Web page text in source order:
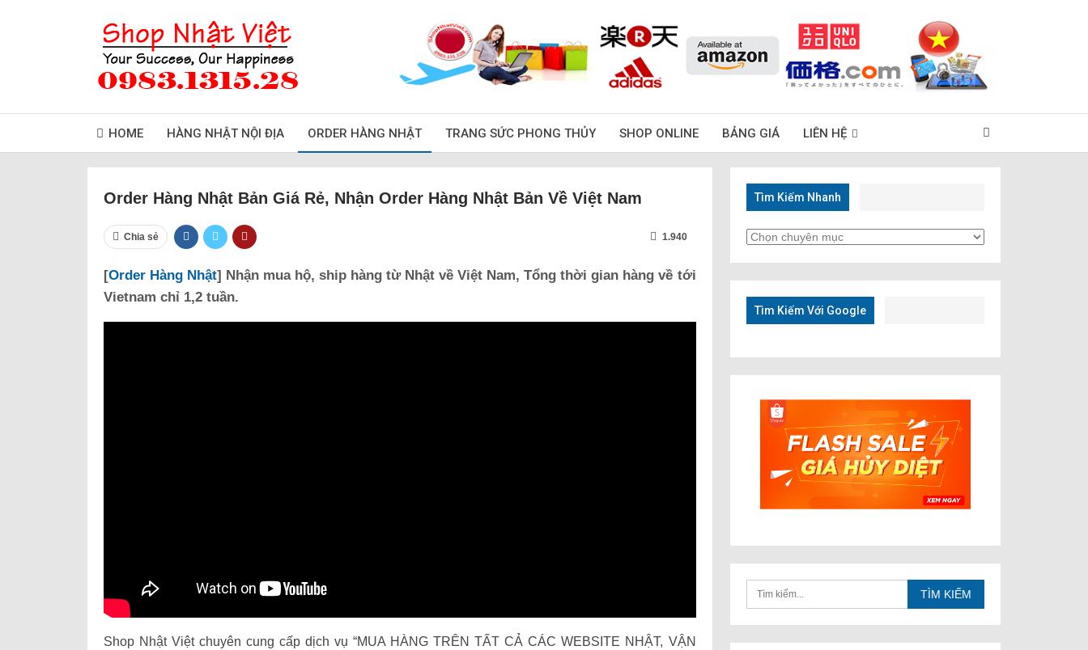
HOME HÀNG NHẬT NỘI ĐỊA ORDER HÀNG NHẬT TRANG SỨC PHONG THỦY SHOP ONLINE BẢNG GIÁ LIÊN HỆ
Order Hàng Nhật Bản Giá Rẻ, Nhận Order Hàng Nhật Bản Về Việt Nam
Chia sẻ 1.940
[Order Hàng Nhật] Nhận mua hộ, ship hàng từ Nhật về Việt Nam, Tổng thời gian hàng về tới
Vietnam chỉ 1,2 tuần.
Shop Nhật Việt chuyên cung cấp dịch vụ “MUA HÀNG TRÊN TẤT CẢ CÁC WEBSITE NHẬT, VẬN
Tìm Kiếm Nhanh
Tìm
Tìm Kiếm Với Google